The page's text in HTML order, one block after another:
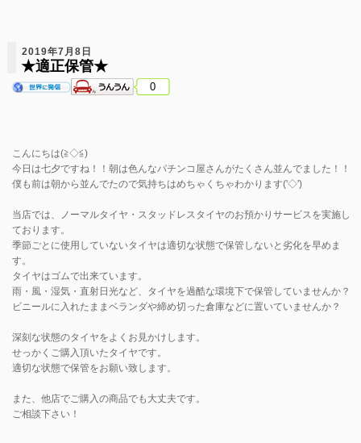
2019年7月8日
★適正保管★
0
こんにちは(≧◇≦)
今日は七夕ですね！！朝は色んなパチンコ屋さんがたくさん並んでました！！
僕も前は朝から並んでたので気持ちはめちゃくちゃわかります('◇')ゞ
当店では、ノーマルタイヤ・スタッドレスタイヤのお預かりサービスを実施し
ております。
季節ごとに使用していないタイヤは適切な状態で保管しないと劣化を早めま
す。
タイヤはゴムで出来ています。
雨・風・湿気・直射日光など、タイヤを過酷な環境下で保管していませんか？
ビニールに入れたままベランダや締め切った倉庫などに置いていませんか？
深刻な状態のタイヤをよくお見かけします。
せっかくご購入頂いたタイヤです。
適切な状態で保管をお願い致します。
また、他店でご購入の商品でも大丈夫です。
ご相談下さい！